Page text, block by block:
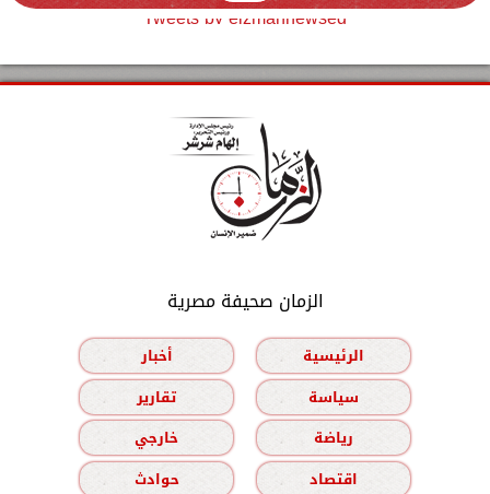
Tweets by elzmannewseg
الزمان صحيفة مصرية
الرئيسية
أخبار
سياسة
تقارير
رياضة
خارجي
اقتصاد
حوادث